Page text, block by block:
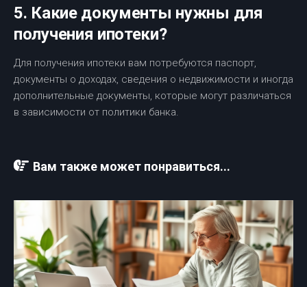
5. Какие документы нужны для
получения ипотеки?
Для получения ипотеки вам потребуются паспорт,
документы о доходах, сведения о недвижимости и иногда
дополнительные документы, которые могут различаться
в зависимости от политики банка.
Вам также может понравиться...